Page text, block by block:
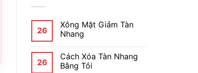
26
Xông Mặt Giảm Tàn
Nhang
26
Cách Xóa Tàn Nhang
Bằng Tỏi